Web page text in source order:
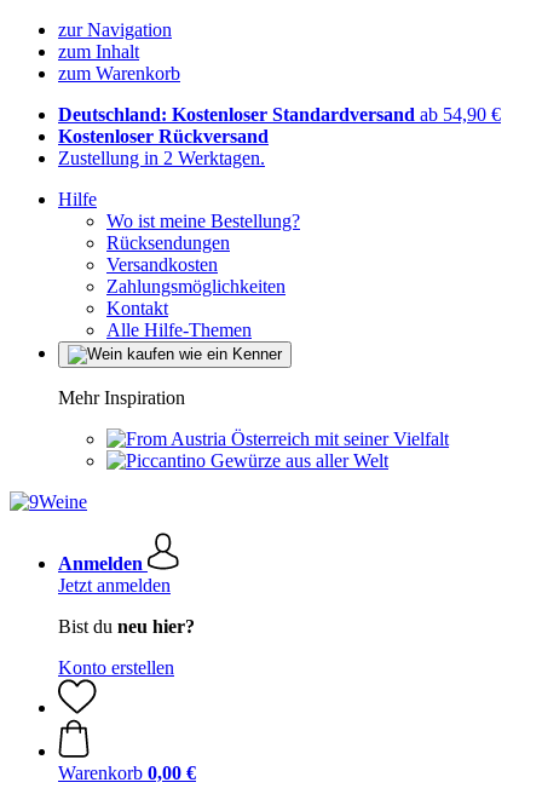
zur Navigation
zum Inhalt
zum Warenkorb
Deutschland: Kostenloser Standardversand ab 54,90 €
Kostenloser Rückversand
Zustellung in 2 Werktagen.
Hilfe
Wo ist meine Bestellung?
Rücksendungen
Versandkosten
Zahlungsmöglichkeiten
Kontakt
Alle Hilfe-Themen
Mehr Inspiration
Österreich mit seiner Vielfalt
Gewürze aus aller Welt
Anmelden
Jetzt anmelden
Bist du neu hier?
Konto erstellen
Warenkorb 0,00 €